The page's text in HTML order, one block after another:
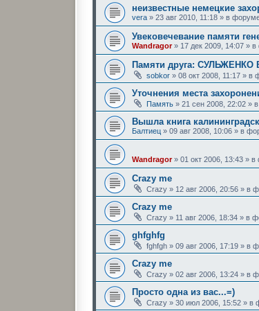
неизвестные немецкие
vera »23 авг 2010, 11:18 » в
Увековечевание памяти
Wandragor» 17 дек 2009, 14:07 » в
Памяти друга: СУЛЬЖЕНКО
sobkor »08 окт 2008, 11:17 » в
Уточнения места
Память »21 сен 2008, 22:02 »
Вышла книга
Балтиец »09 авг 2008, 10:06 » в
Wandragor»01 окт 2006, 13:43 » в
Crazy me
Crazy » 12 авг 2006, 20:56 » в
Crazy me
Crazy » 11 авг 2006, 18:34 » в
ghfghfg
fghfgh »09 авг 2006, 17:19 » в
Crazy me
Crazy »02 авг 2006, 13:24 » в
Просто одна из вас...=)
Crazy »30 июл 2006, 15:52 » в